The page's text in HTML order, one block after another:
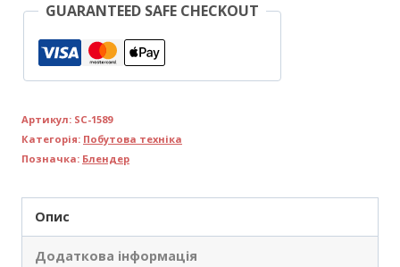
GUARANTEED SAFE CHECKOUT
Артикул: SC-1589
Категорія: Побутова техніка
Позначка: Блендер
Опис
Додаткова інформація